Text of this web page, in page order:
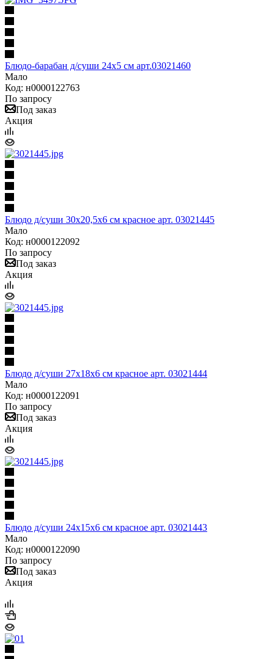
Блюдо-барабан д/суши 24х5 см арт.03021460
Мало
Код: н0000122763
По запросу
Под заказ
Акция
Блюдо д/суши 30х20,5х6 см красное арт. 03021445
Мало
Код: н0000122092
По запросу
Под заказ
Акция
Блюдо д/суши 27х18х6 см красное арт. 03021444
Мало
Код: н0000122091
По запросу
Под заказ
Акция
Блюдо д/суши 24х15х6 см красное арт. 03021443
Мало
Код: н0000122090
По запросу
Под заказ
Акция